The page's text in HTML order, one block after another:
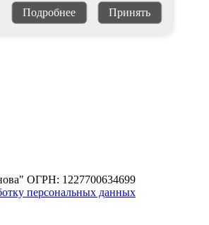
ОГРН: 1227700634699
персональных данных
Подробнее Принять